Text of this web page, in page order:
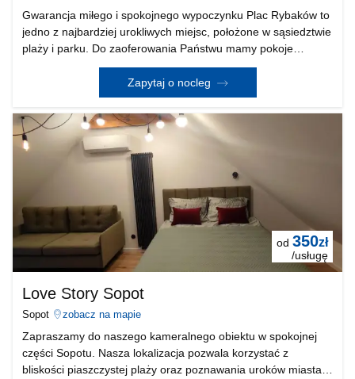
Gwarancja miłego i spokojnego wypoczynku Plac Rybaków to
jedno z najbardziej urokliwych miejsc, położone w sąsiedztwie
plaży i parku. Do zaoferowania Państwu mamy pokoje
gościnne w domu jednorodzinnym oddalonym 100 m od
plaży. Czynne cały rok. Cisza i spokój gwarantują
Zapytaj o nocleg
od 350zł
/usługę
Love Story Sopot
Sopot zobacz na mapie
Zapraszamy do naszego kameralnego obiektu w spokojnej
części Sopotu. Nasza lokalizacja pozwala korzystać z
bliskości piaszczystej plaży oraz poznawania uroków miasta -